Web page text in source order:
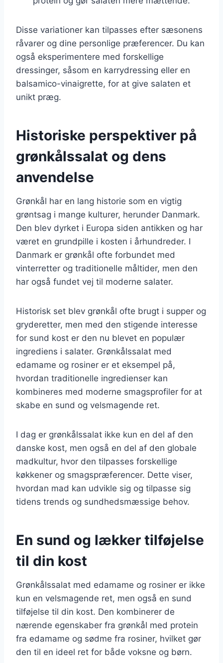
Disse variationer kan tilpasses efter sæsonens
råvarer og dine personlige præferencer. Du kan
også eksperimentere med forskellige
dressinger, såsom en karrydressing eller en
balsamico-vinaigrette, for at give salaten et
unikt præg.
Historiske perspektiver på
grønkålssalat og dens
anvendelse
Grønkål har en lang historie som en vigtig
grøntsag i mange kulturer, herunder Danmark.
Den blev dyrket i Europa siden antikken og har
været en grundpille i kosten i århundreder. I
Danmark er grønkål ofte forbundet med
vinterretter og traditionelle måltider, men den
har også fundet vej til moderne salater.
Historisk set blev grønkål ofte brugt i supper og
gryderetter, men med den stigende interesse
for sund kost er den nu blevet en populær
ingrediens i salater. Grønkålssalat med
edamame og rosiner er et eksempel på,
hvordan traditionelle ingredienser kan
kombineres med moderne smagsprofiler for at
skabe en sund og velsmagende ret.
I dag er grønkålssalat ikke kun en del af den
danske kost, men også en del af den globale
madkultur, hvor den tilpasses forskellige
køkkener og smagspræferencer. Dette viser,
hvordan mad kan udvikle sig og tilpasse sig
tidens trends og sundhedsmæssige behov.
En sund og lækker tilføjelse
til din kost
Grønkålssalat med edamame og rosiner er ikke
kun en velsmagende ret, men også en sund
tilføjelse til din kost. Den kombinerer de
nærende egenskaber fra grønkål med protein
fra edamame og sødme fra rosiner, hvilket gør
den til en ideel ret for både voksne og børn.